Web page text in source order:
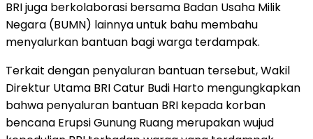
BRI juga berkolaborasi bersama Badan Usaha Milik
Negara (BUMN) lainnya untuk bahu membahu
menyalurkan bantuan bagi warga terdampak.
Terkait dengan penyaluran bantuan tersebut, Wakil
Direktur Utama BRI Catur Budi Harto mengungkapkan
bahwa penyaluran bantuan BRI kepada korban
bencana Erupsi Gunung Ruang merupakan wujud